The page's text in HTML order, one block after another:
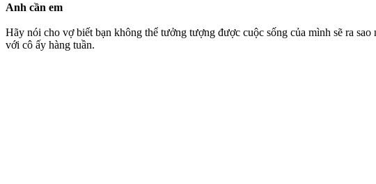
Anh cần em
Hãy nói cho vợ biết bạn không thể tưởng tượng được cuộc sống của mình sẽ ra
với cô ấy hàng tuần.